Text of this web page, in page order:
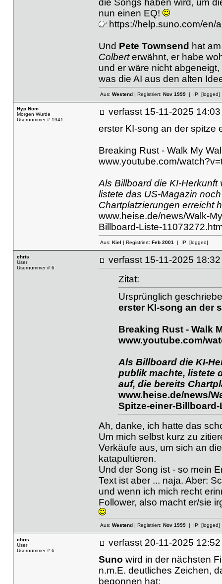
nun einen EQ!
https://help.suno.com/en/
Und Pete Townsend hat
Colberterwähnt, er habe
und er wäre nicht
was die AI aus den alten
Aus: Westend| Registriert: Nov 1999| IP: [logged]
Hyp Nom
Morgen Wurde
Usernummer # 1941
verfasst 15-11-2025
erster KI-song an der spitze
Breaking Rust - Walk My
www.youtube.com/
Als Billboard die KI-
listete das US-Magazin
Chartplatzierungen erreicht
www.heise.de/news/Walk-
Billboard-Liste-
Aus: Kiel | Registriert: Feb 2001| IP: [logged]
chris
User
Usernummer # 6
verfasst 15-11-2025
Zitat:
Ursprünglich
erster KI-song an der
Breaking Rust - Walk
www.youtube.com/
Als Billboard die KI-
publik machte, listete
auf, die bereits
www.heise.de/news/
Spitze-einer-
Ah, danke, ich hatte das
Um mich selbst kurz zu
Verkäufe aus, um sich an
katapultieren.
Und der Song ist - so mein
Text ist aber ... naja. Aber:
und wenn ich mich recht
Follower, also macht er/sie
Aus: Westend| Registriert: Nov 1999| IP: [logged]
chris
User
Usernummer # 6
verfasst 20-11-2025
Suno wird in der nächsten
n.m.E. deutliches Zeichen,
begonnen hat: